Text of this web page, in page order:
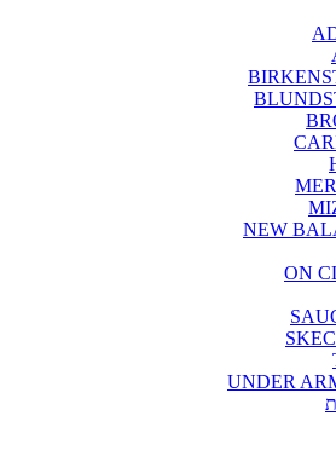
NEW
ON
UNDER